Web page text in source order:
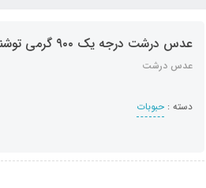
عدس درشت درجه یک ۹۰۰ گرمی توشنا / TOSHNA
عدس درشت
دسته : حبوبات